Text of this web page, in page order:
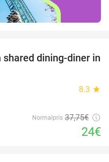
36%
dining-diner in
8.3 star
Normalpris 37,75€
24€